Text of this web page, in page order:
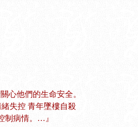
心他們的生命安全。
失控 青年墜樓自殺
制病情。…』